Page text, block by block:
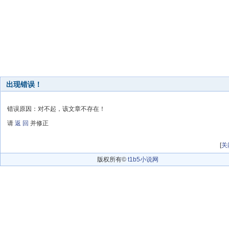
出现错误！
错误原因：对不起，该文章不存在！
请 返 回 并修正
[关
版权所有© t1b5小说网